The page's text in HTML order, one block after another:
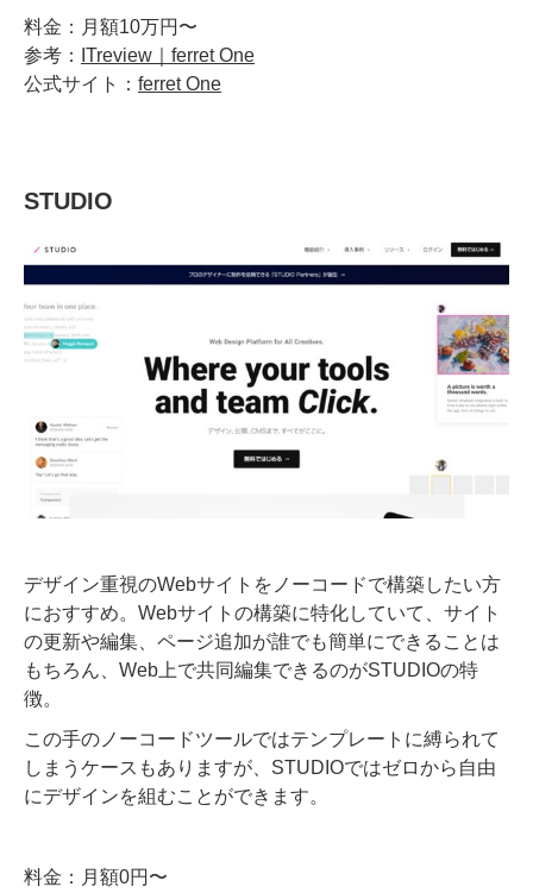
料金：月額10万円〜
参考：
ITreview｜ferret One
公式サイト： ferret One
STUDIO
デザイン重視のWebサイトをノーコードで構築したい方
におすすめ。Webサイトの構築に特化していて、サイト
の更新や編集、ページ追加が誰でも簡単にできることは
もちろん、Web上で共同編集できるのがSTUDIOの特
徴。
この手のノーコードツールではテンプレートに縛られて
しまうケースもありますが、STUDIOではゼロから自由
にデザインを組むことができます。
料金：月額0円〜